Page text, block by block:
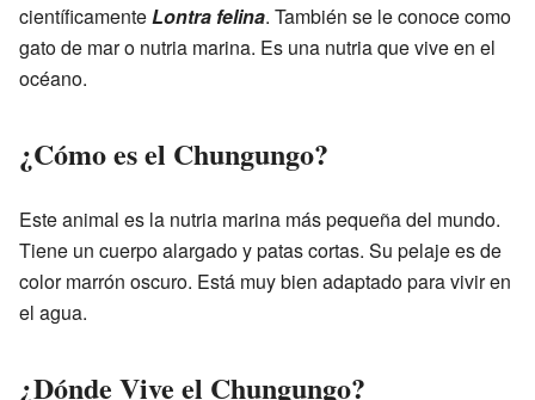
científicamenteLontra felina. También se le conoce como
gato de mar o nutria marina. Es una nutria que vive en el
océano.
¿Cómo es el Chungungo?
Este animal es la nutria marina más pequeña del mundo.
Tiene un cuerpo alargado y patas cortas. Su pelaje es de
color marrón oscuro. Está muy bien adaptado para vivir en
el agua.
¿Dónde Vive el Chungungo?